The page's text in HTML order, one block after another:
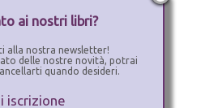
ai nostri libri?
alla nostra newsletter!
delle nostre novità, potrai
quando desideri.
iscrizione